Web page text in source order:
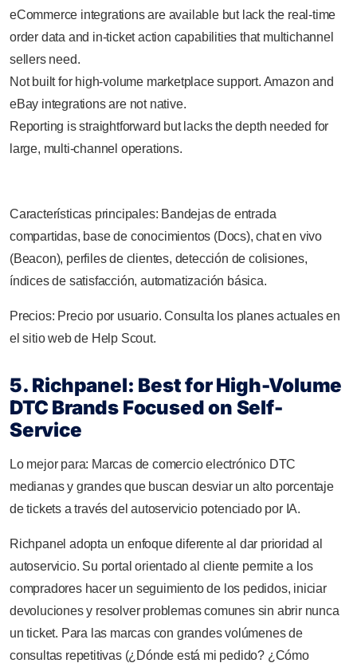
eCommerce integrations are available but lack the real-time
order data and in-ticket action capabilities that multichannel
sellers need.
Not built for high-volume marketplace support. Amazon and
eBay integrations are not native.
Reporting is straightforward but lacks the depth needed for
large, multi-channel operations.
Características principales: Bandejas de entrada
compartidas, base de conocimientos (Docs), chat en vivo
(Beacon), perfiles de clientes, detección de colisiones,
índices de satisfacción, automatización básica.
Precios: Precio por usuario. Consulta los planes actuales en
el sitio web de Help Scout.
5. Richpanel: Best for High-Volume
DTC Brands Focused on Self-
Service
Lo mejor para: Marcas de comercio electrónico DTC
medianas y grandes que buscan desviar un alto porcentaje
de tickets a través del autoservicio potenciado por IA.
Richpanel adopta un enfoque diferente al dar prioridad al
autoservicio. Su portal orientado al cliente permite a los
compradores hacer un seguimiento de los pedidos, iniciar
devoluciones y resolver problemas comunes sin abrir nunca
un ticket. Para las marcas con grandes volúmenes de
consultas repetitivas (¿Dónde está mi pedido? ¿Cómo